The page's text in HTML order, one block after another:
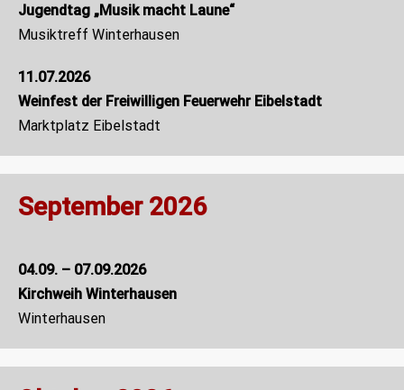
Jugendtag „Musik macht Laune“
Musiktreff Winterhausen
11.07.2026
Weinfest der Freiwilligen Feuerwehr Eibelstadt
Marktplatz Eibelstadt
September 2026
04.09. – 07.09.2026
Kirchweih Winterhausen
Winterhausen